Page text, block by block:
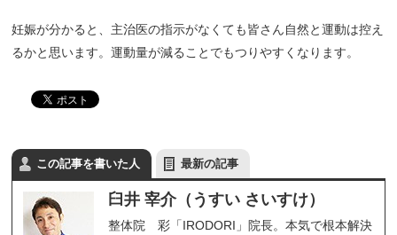
妊娠が分かると、 主治医の指示がなくても皆さん自然と運動は控え
るかと思います。運動量が減ることでもつりやすくなります。
この記事を書いた人 最新の記事
臼井 宰介（うすい さいすけ）
整体院 彩「IRODORI」院長。本気で根本解決